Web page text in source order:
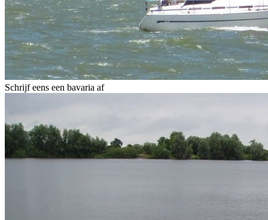
Schrijf eens een bavaria af